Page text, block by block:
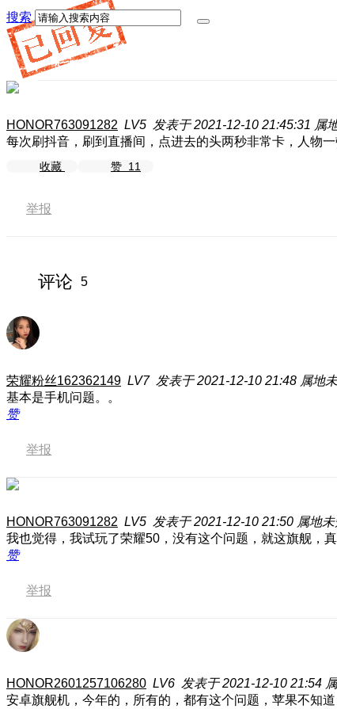
搜索
HONOR763091282 LV5 发表于 2021-12-10 21:45:31 属
每次刷抖音，刷到直播间，点进去的头两秒非常卡，人物
收藏 赞 11
举报
评论 5
荣耀粉丝162362149 LV7 发表于 2021-12-10 21:48 属地
基本是手机问题。。
赞
举报
HONOR763091282 LV5 发表于 2021-12-10 21:50 属地
我也觉得，我试玩了荣耀50，没有这个问题，就这旗舰，
赞
举报
HONOR2601257106280 LV6 发表于 2021-12-10 21:54
安卓旗舰机，今年的，所有的，都有这个问题，苹果不知